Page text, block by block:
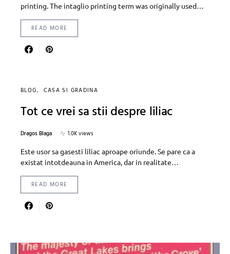
printing. The intaglio printing term was originally used…
READ MORE
BLOG CASA SI GRADINA
Tot ce vrei sa stii despre liliac
Dragos Blaga
1.0K views
Este usor sa gasesti liliac aproape oriunde. Se pare ca a
existat intotdeauna in America, dar in realitate…
READ MORE